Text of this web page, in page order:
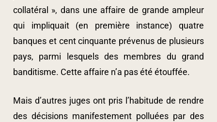
collatéral », dans une affaire de grande ampleur
qui impliquait (en première instance) quatre
banques et cent cinquante prévenus de plusieurs
pays, parmi lesquels des membres du grand
banditisme. Cette affaire n’a pas été étouffée.
Mais d’autres juges ont pris l’habitude de rendre
des décisions manifestement polluées par des